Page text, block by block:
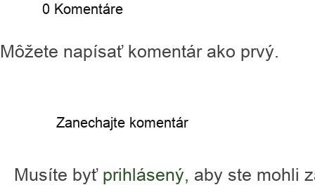
0 Komentáre
Môžete napísať komentár ako prvý.
Zanechajte komentár
Musíte byť prihlásený, aby ste mohli